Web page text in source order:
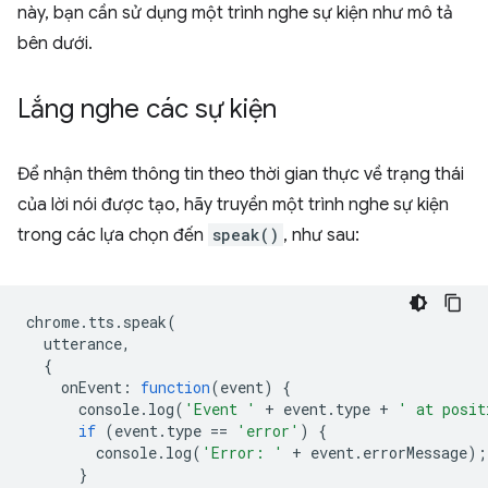
này, bạn cần sử dụng một trình nghe sự kiện như mô tả
bên dưới.
Lắng nghe các sự kiện
Để nhận thêm thông tin theo thời gian thực về trạng thái
của lời nói được tạo, hãy truyền một trình nghe sự kiện
trong các lựa chọn đến speak() , như sau:
chrome. tts . speak(
utterance,
{
onEvent : function(event)
{
console. log( 'Event ' + event. type +
' at
if (event. type == 'error' )
{
console. log( 'Error: ' + event. errorMessage);
}